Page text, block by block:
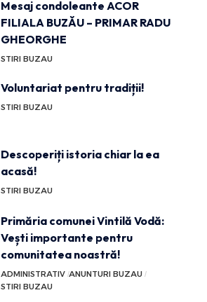
Mesaj condoleante ACOR
FILIALA BUZĂU – PRIMAR RADU
GHEORGHE
STIRI BUZAU
Voluntariat pentru tradiții!
STIRI BUZAU
Descoperiți istoria chiar la ea
acasă!
STIRI BUZAU
Primăria comunei Vintilă Vodă:
Vești importante pentru
comunitatea noastră!
ADMINISTRATIV ANUNTURI BUZAU
STIRI BUZAU